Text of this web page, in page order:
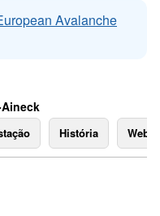
Avalanche
História